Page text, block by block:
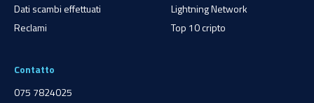
Dati scambi effettuati
Reclami
Lightning Network
Top 10 cripto
Contatto
075 7824025